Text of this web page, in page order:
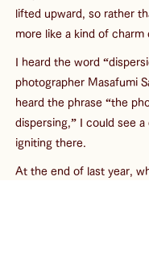
lifted upward, so rather
more like a kind of charm
I heard the word
photographer Masafumi
heard the phrase “the
dispersing,” I could see
igniting there.
At the end of last year,